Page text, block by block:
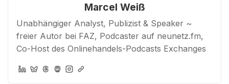
Marcel Weiß
Unabhängiger Analyst, Publizist & Speaker ~
freier Autor bei FAZ, Podcaster auf neunetz.fm,
Co-Host des Onlinehandels-Podcasts Exchanges